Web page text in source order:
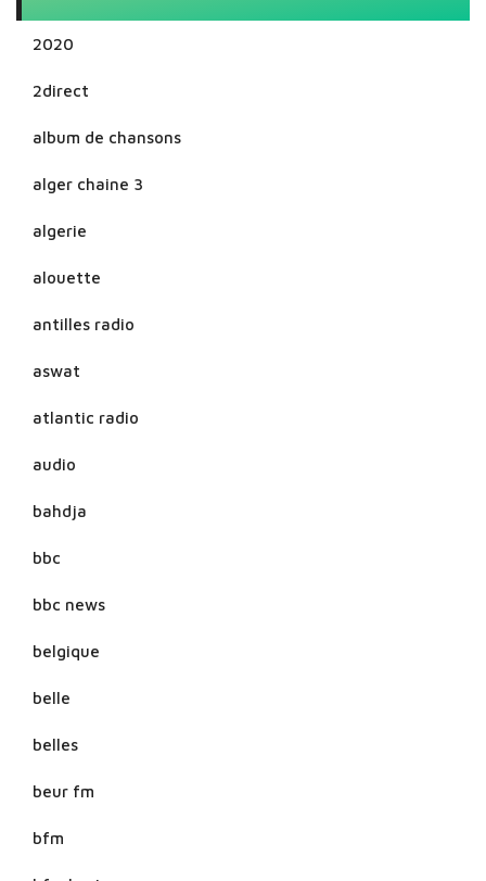
2020
2direct
album de chansons
alger chaine 3
algerie
alouette
antilles radio
aswat
atlantic radio
audio
bahdja
bbc
bbc news
belgique
belle
belles
beur fm
bfm